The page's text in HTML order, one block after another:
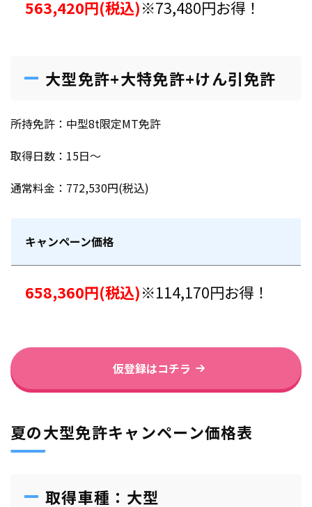
563,420円(税込)※73,480円お得！
大型免許+大特免許+けん引免許
所持免許：中型8t限定MT免許
取得日数：15日〜
通常料金：772,530円(税込)
キャンペーン価格
658,360円(税込)※114,170円お得！
仮登録はコチラ
夏の大型免許キャンペーン価格表
取得車種：大型